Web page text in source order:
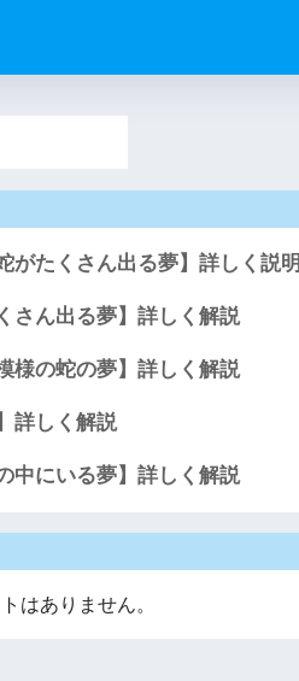
がたくさん出る夢】詳しく説明
さん出る夢】詳しく解説
様の蛇の夢】詳しく解説
詳しく解説
中にいる夢】詳しく解説
はありません。